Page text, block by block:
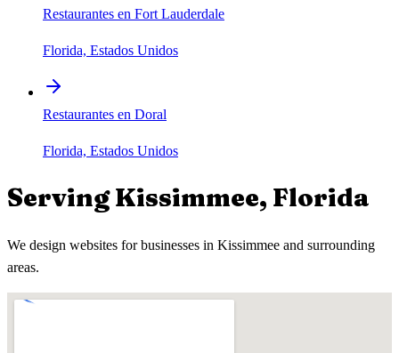
Restaurantes en Fort Lauderdale
Florida, Estados Unidos
Restaurantes en Doral
Florida, Estados Unidos
ServingKissimmee, Florida
We design websites for businesses in Kissimmee and surrounding
areas.